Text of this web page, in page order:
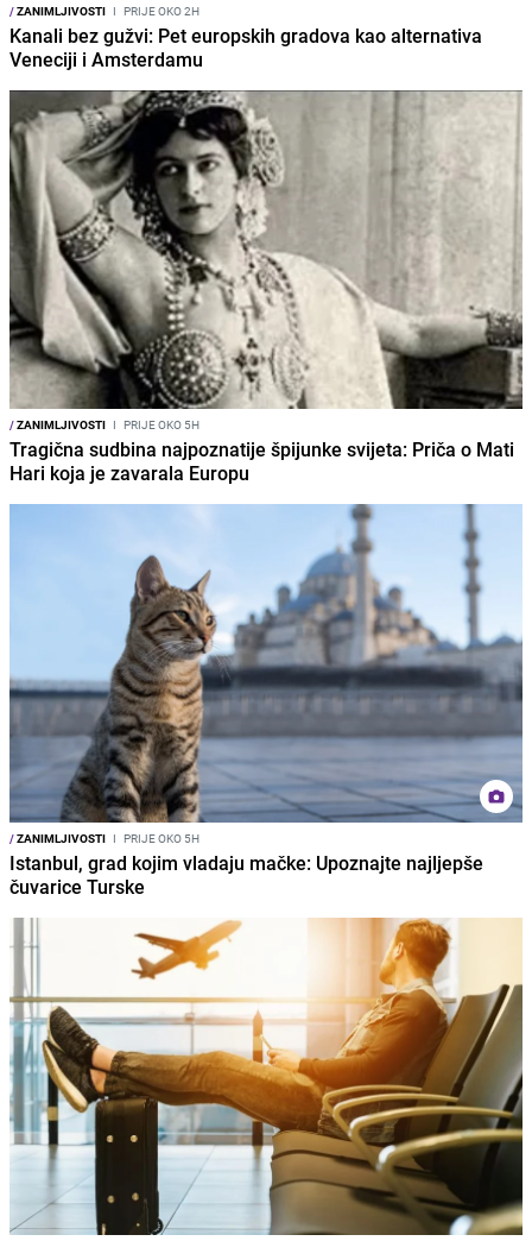
/ZANIMLJIVOSTI I PRIJE OKO 2H
Kanali bez gužvi: Pet europskih gradova kao alternativa
Veneciji i Amsterdamu
/ZANIMLJIVOSTI I PRIJE OKO 5H
Tragična sudbina najpoznatije špijunke svijeta: Priča o Mati
Hari koja je zavarala Europu
/ZANIMLJIVOSTI I PRIJE OKO 5H
Istanbul, grad kojim vladaju mačke: Upoznajte najljepše
čuvarice Turske